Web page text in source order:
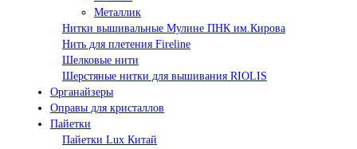
Металлик
Нитки вышивальные Мулине ПНК им.Кирова
Нить для плетения Fireline
Шелковые нити
Шерстяные нитки для вышивания RIOLIS
Органайзеры
Оправы для кристаллов
Пайетки
Пайетки Lux Китай